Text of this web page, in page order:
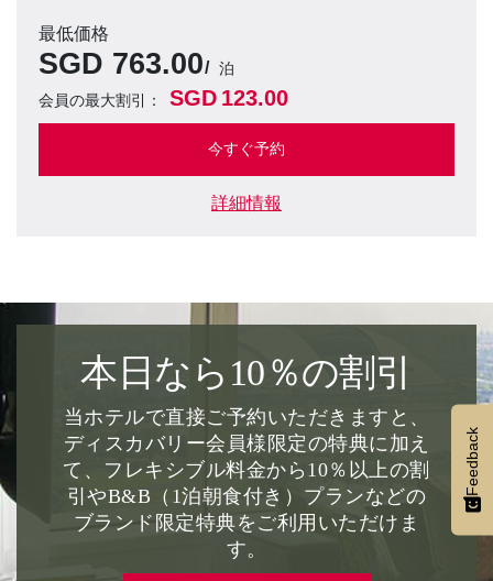
最低価格
SGD 763.00
泊
会員の最大割引：
SGD 123.00
今すぐ予約
詳細情報
本日なら10％の割引
当ホテルで直接ご予約いただきますと、
ディスカバリー会員様限定の特典に加え
て、フレキシブル料金から10％以上の割
引やB&B（1泊朝食付き）プランなどの
ブランド限定特典をご利用いただけま
す。
Feedback